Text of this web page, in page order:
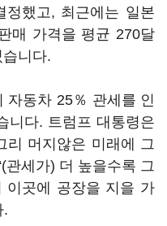
했고, 최근에는 일본
매 가격을 평균 270달
니다.
자동차 25％ 관세를 인
니다. 트럼프 대통령은
리 머지않은 미래에 그
관세가) 더 높을수록 그
이곳에 공장을 지을 가
.